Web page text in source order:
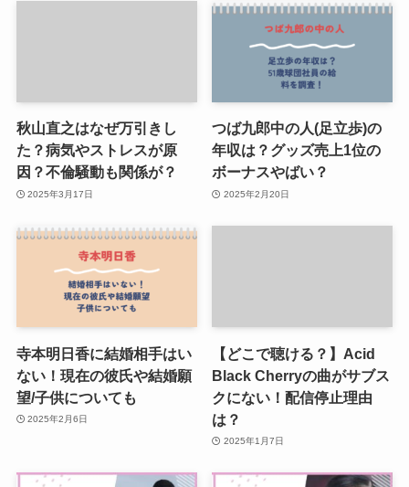
秋山直之はなぜ万引きし
た？病気やストレスが原
因？不倫騒動も関係が？
2025年3月17日
つば九郎中の人(足立歩)の
年収は？グッズ売上1位の
ボーナスやばい？
2025年2月20日
寺本明日香に結婚相手はい
ない！現在の彼氏や結婚願
望/子供についても
2025年2月6日
【どこで聴ける？】Acid
Black Cherryの曲がサブス
クにない！配信停止理由
は？
2025年1月7日